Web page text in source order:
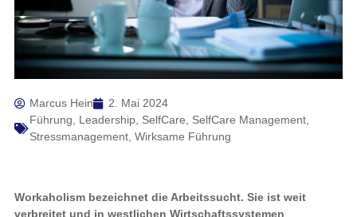
Marcus Hein
2. Mai 2024
Führung, Leadership, SelfCare, SelfCare Management,
Stressmanagement, Wirksame Führung
Workaholism bezeichnet die Arbeitssucht. Sie ist weit
verbreitet und in westlichen Wirtschaftssystemen